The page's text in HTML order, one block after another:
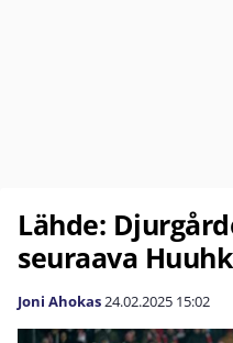
Lähde:
seuraava
Joni Ahokas24.02.2025 15:02